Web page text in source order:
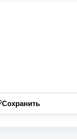
Сохранить